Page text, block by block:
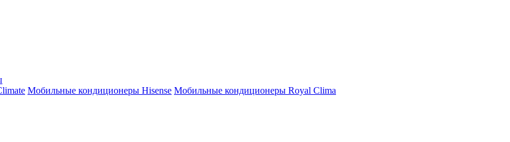
Мобильные кондиционеры Hisense Мобильные кондиционеры Royal Clima